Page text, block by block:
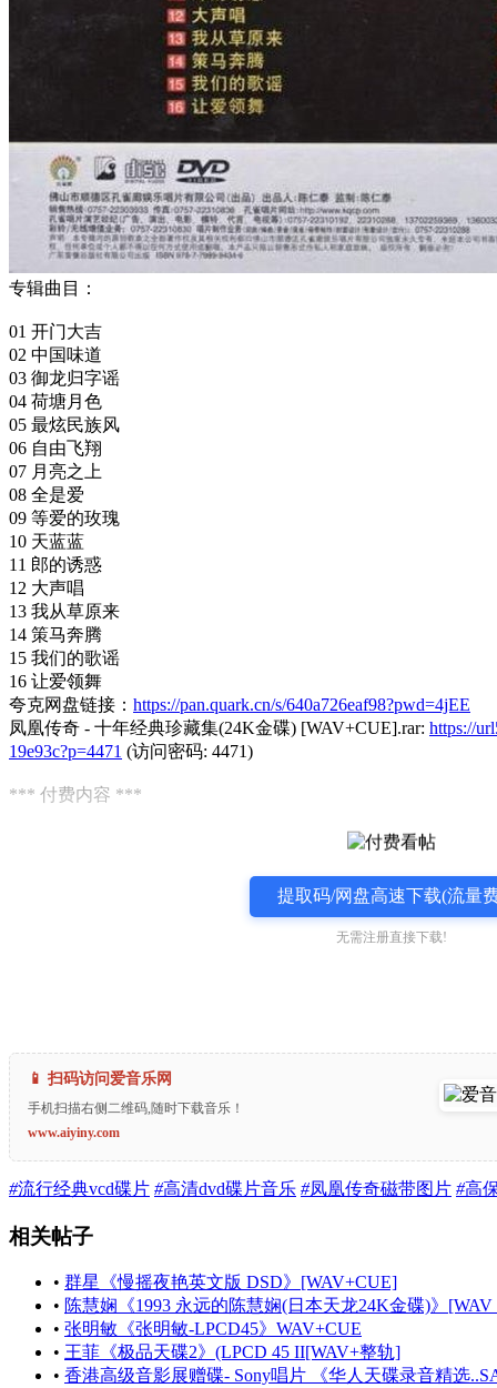
专辑曲目：
01 开门大吉
02 中国味道
03 御龙归字谣
04 荷塘月色
05 最炫民族风
06 自由飞翔
07 月亮之上
08 全是爱
09 等爱的玫瑰
10 天蓝蓝
11 郎的诱惑
12 大声唱
13 我从草原来
14 策马奔腾
15 我们的歌谣
16 让爱领舞
夸克网盘链接： https://pan.quark.cn/s/640a726eaf98?pwd=4jEE
凤凰传奇 - 十年经典珍藏集(24K金碟) [WAV+CUE].rar: https://
19e93c?p=4471 (访问密码: 4471)
*** 付费内容 ***
提取码/网盘高速下载(流量
无需注册直接下载!
📱 扫码访问爱音乐网
手机扫描右侧二维码,随时下载音乐！
www.aiyiny.com
#流行经典vcd碟片 #高清dvd碟片音乐 #凤凰传奇磁带图片 #高
相关帖子
• 群星《慢摇夜艳英文版 DSD》[WAV+CUE]
• 陈慧娴《1993 永远的陈慧娴(日本天龙24K金碟)》
• 张明敏《张明敏-LPCD45》WAV+CUE
• 王菲《极品天碟2》(LPCD 45 II[WAV+整轨]
• 香港高级音影展赠碟- Sony唱片 《华人天碟录音精选